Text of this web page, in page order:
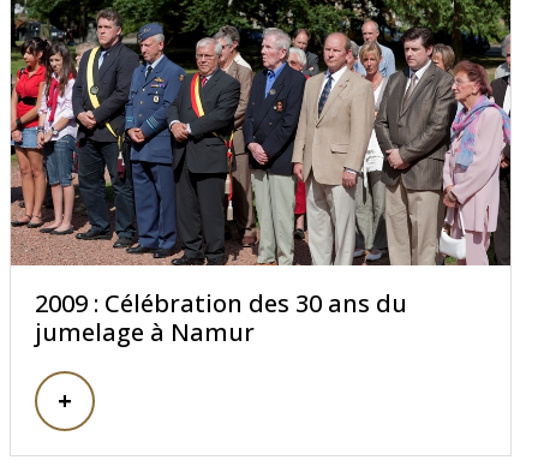
2009 : Célébration des 30 ans du
jumelage à Namur